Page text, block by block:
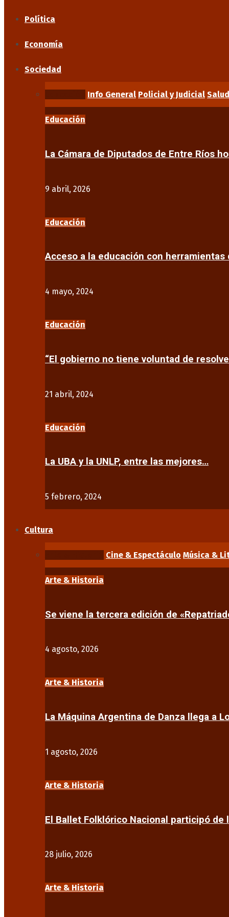
Política
Economía
Sociedad
Info General Policial y Judicial Salud
Educación
La Cámara de Diputados de Entre Ríos
9 abril, 2026
Educación
Acceso a la educación con
4 mayo, 2024
Educación
“El gobierno no tiene voluntad de
21 abril, 2024
Educación
La UBA y la UNLP, entre las mejores…
5 febrero, 2024
Cultura
Cine & Espectáculo Música &
Arte & Historia
Se viene la tercera edición de
4 agosto, 2026
Arte & Historia
La Máquina Argentina de Danza llega a
1 agosto, 2026
Arte & Historia
El Ballet Folklórico Nacional participó de
28 julio, 2026
Arte & Historia